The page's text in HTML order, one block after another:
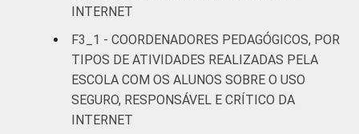
ADMINISTRATIVA
Estadual 3
Públicas
INTERNET
F3_1 - COORDENADORES PEDAGÓGICOS, POR
TIPOS DE ATIVIDADES REALIZADAS PELA
ESCOLA COM OS ALUNOS SOBRE O USO
SEGURO, RESPONSÁVEL E CRÍTICO DA
INTERNET